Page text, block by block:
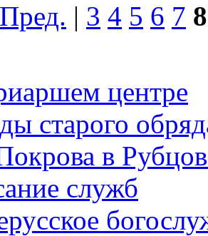
Пред. | 3 4 5 6 7 8
центре
старого
в
служб